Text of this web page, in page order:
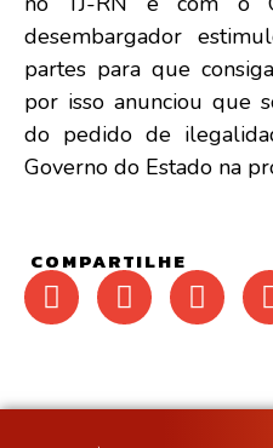
desembargador
partes para que
por isso anunciou que
do pedido de
Governo do Estado na
COMPARTILHE